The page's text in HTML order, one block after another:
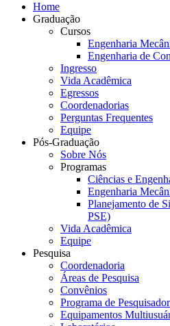
Home
Graduação
Cursos
Engenharia
Engenharia de
Ingresso
Vida Acadêmica
Egressos
Coordenadorias
Perguntas Frequentes
Equipe
Pós-Graduação
Sobre Nós
Programas
Ciências e
Engenharia
Planejamento de
PSE)
Vida Acadêmica
Equipe
Pesquisa
Coordenadoria
Áreas de Pesquisa
Convênios
Programa de
Equipamentos